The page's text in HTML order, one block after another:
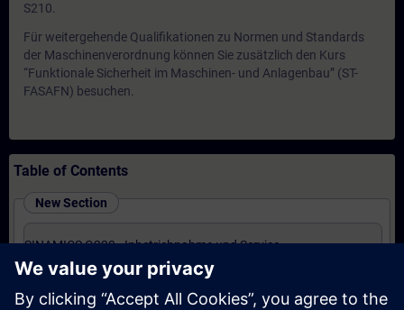
S210.
Für weitergehende Qualifikationen zu Normen und Standards
der Maschinenverordnung können Sie zusätzlich den Kurs
“Funktionale Sicherheit im Maschinen- und Anlagenbau” (ST-
FASAFN) besuchen.
Table of Contents
New Section
SINAMICS G220 - Inbetriebnahme und Service
(Präsenz-Training)